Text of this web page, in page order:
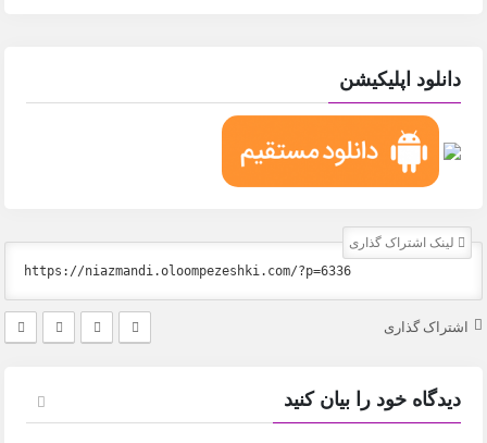
دانلود اپلیکیشن
لینک اشتراک گذاری
اشتراک گذاری
دیدگاه خود را بیان کنید